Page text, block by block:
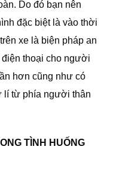
Do đó bạn nên
đặc biệt là vào thời
xe là biện pháp an
thoại cho người
hơn cũng như có
lí từ phía người thân
TÌNH HUỐNG